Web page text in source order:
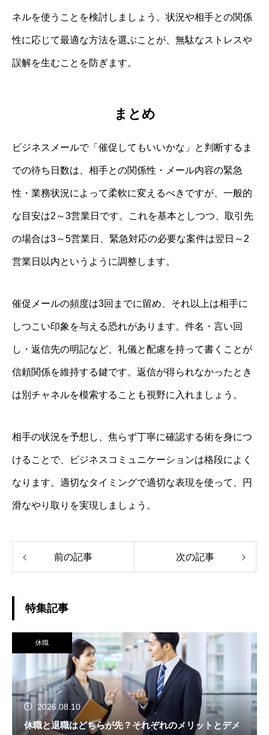
ネルを使うことを検討しましょう。状況や相手との関係
性に応じて最適な方法を選ぶことが、無駄なストレスや
誤解を生むことを防ぎます。
まとめ
ビジネスメールで「催促してもいいかな」と判断するま
での待ち日数は、相手との関係性・メール内容の緊急
性・業務状況によって柔軟に変えるべきですが、一般的
な目安は2～3営業日です。これを基本としつつ、取引先
の場合は3～5営業日、緊急対応の必要な案件は翌日～2
営業日以内というように調整します。
催促メールの頻度は3回までに留め、それ以上は相手に
しつこい印象を与える恐れがあります。件名・言い回
し・返信先の明記など、礼儀と配慮を持って書くことが
信頼関係を維持する鍵です。返信が得られなかったとき
は別チャネルを模索することも視野に入れましょう。
相手の状況を予想し、焦らず丁寧に確認する術を身につ
けることで、ビジネスコミュニケーションは格段によく
なります。適切なタイミングで適切な表現を使って、円
滑なやり取りを実現しましょう。
前の記事 次の記事
特集記事
休職
2026.08.10
休職と退職はどちらが先？それぞれのメリットとデメ